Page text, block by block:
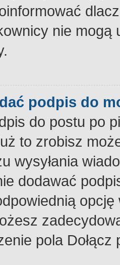
nie
podpis do
do postu po
to zrobisz
wysyłania
dodawać
pola